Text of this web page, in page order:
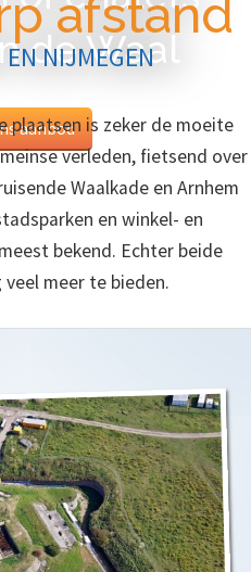
de Waal
aanbod
afstand
NIJMEGEN
plaatsen is zeker de moeite
verleden, fietsend over
Waalkade en Arnhem
en winkel- en
bekend. Echter beide
meer te bieden.